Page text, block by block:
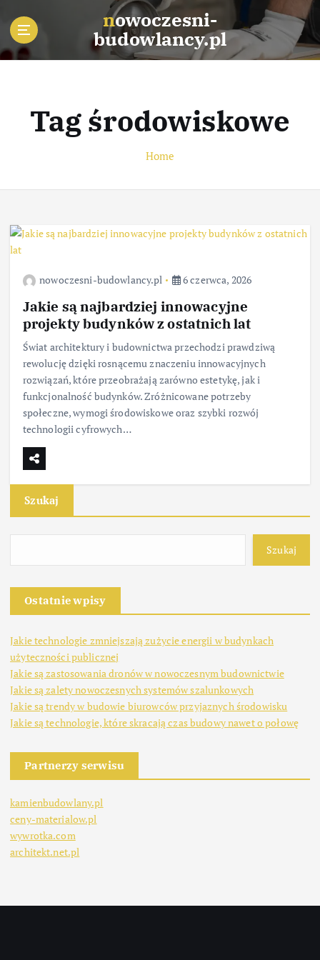
p
n
nowoczesni-
budowlancy.pl
Tag środowiskowe
Home
nowoczesni-budowlancy.pl 6 czerwca, 2026
Jakie są najbardziej innowacyjne
projekty budynków z ostatnich lat
Świat architektury i budownictwa przechodzi prawdziwą
rewolucję dzięki rosnącemu znaczeniu innowacyjnych
rozwiązań, które przeobrażają zarówno estetykę, jak i
funkcjonalność budynków. Zróżnicowane potrzeby
społeczne, wymogi środowiskowe oraz szybki rozwój
technologii cyfrowych…
Szukaj
Szukaj
Ostatnie wpisy
Jakie technologie zmniejszają zużycie energii w budynkach
użyteczności publicznej
Jakie są zastosowania dronów w nowoczesnym budownictwie
Jakie są zalety nowoczesnych systemów szalunkowych
Jakie są trendy w budowie biurowców przyjaznych środowisku
Jakie są technologie, które skracają czas budowy nawet o połowę
Partnerzy serwisu
kamienbudowlany.pl
ceny-materialow.pl
wywrotka.com
architekt.net.pl